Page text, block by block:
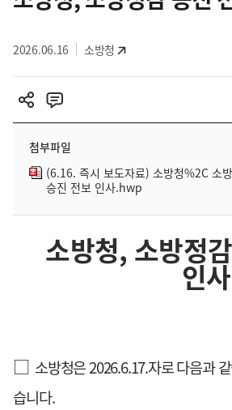
츠
역2026.06.16 소방청
첨부파일
(6.16. 즉시 보도자료) 소방청%2C 소
승진 전보 인사.hwp
소방청, 소방정
인사
□ 소방청은2026.6.17.자로 다음과
습니다.